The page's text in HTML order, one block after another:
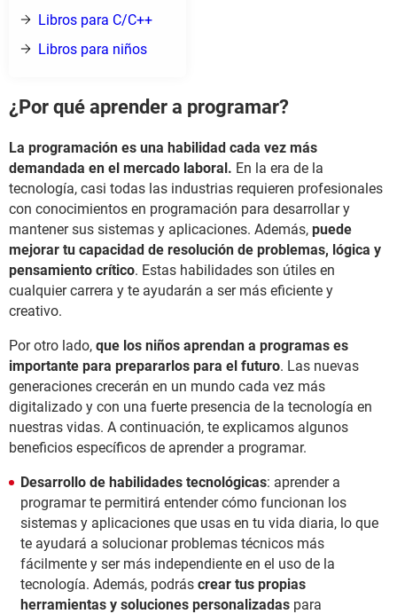
Libros para C/C++
Libros para niños
¿Por qué aprender a programar?
La programación es una habilidad cada vez más
demandada en el mercado laboral. En la era de la
tecnología, casi todas las industrias requieren profesionales
con conocimientos en programación para desarrollar y
mantener sus sistemas y aplicaciones. Además, puede
mejorar tu capacidad de resolución de problemas, lógica y
pensamiento crítico. Estas habilidades son útiles en
cualquier carrera y te ayudarán a ser más eficiente y
creativo.
Por otro lado, que los niños aprendan a programas es
importante para prepararlos para el futuro. Las nuevas
generaciones crecerán en un mundo cada vez más
digitalizado y con una fuerte presencia de la tecnología en
nuestras vidas. A continuación, te explicamos algunos
beneficios específicos de aprender a programar.
Desarrollo de habilidades tecnológicas: aprender a
programar te permitirá entender cómo funcionan los
sistemas y aplicaciones que usas en tu vida diaria, lo que
te ayudará a solucionar problemas técnicos más
fácilmente y ser más independiente en el uso de la
tecnología. Además, podrás crear tus propias
herramientas y soluciones personalizadas para